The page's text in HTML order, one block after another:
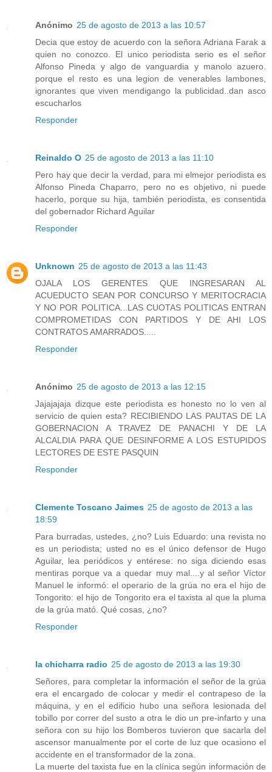
Anónimo 25 de agosto de 2013 a las 10:57
Decia que estoy de acuerdo con la señora Adriana Farak a
quien no conozco. El unico periodista serio es el señor
Alfonso Pineda y algo de vanguardia y manolo azuero.
porque el resto es una legion de venerables lambones,
ignorantes que viven mendigango la publicidad..dan asco
escucharlos
Responder
Reinaldo O 25 de agosto de 2013 a las 11:10
Pero hay que decir la verdad, para mi elmejor periodista es
Alfonso Pineda Chaparro, pero no es objetivo, ni puede
hacerlo, porque su hija, también periodista, es consentida
del gobernador Richard Aguilar
Responder
Unknown 25 de agosto de 2013 a las 11:43
OJALA LOS GERENTES QUE INGRESARAN AL
ACUEDUCTO SEAN POR CONCURSO Y MERITOCRACIA
Y NO POR POLITICA...LAS CUOTAS POLITICAS ENTRAN
COMPROMETIDAS CON PARTIDOS Y DE AHI LOS
CONTRATOS AMARRADOS.....
Responder
Anónimo 25 de agosto de 2013 a las 12:15
Jajajajaja dizque este periodista es honesto no lo ven al
servicio de quien esta? RECIBIENDO LAS PAUTAS DE LA
GOBERNACION A TRAVEZ DE PANACHI Y DE LA
ALCALDIA PARA QUE DESINFORME A LOS ESTUPIDOS
LECTORES DE ESTE PASQUIN
Responder
Clemente Toscano Jaimes 25 de agosto de 2013 a las
18:59
Para burradas, ustedes, ¿no? Luis Eduardo: una revista no
es un periodista; usted no es el único defensor de Hugo
Aguilar, lea periódicos y entérese: no siga diciendo esas
mentiras porque va a quedar muy mal....y al señor Víctor
Manuel le informó: el operario de la grúa no era el hijo de
Tongorito: el hijo de Tongorito era el taxista al que la pluma
de la grúa mató. Qué cosas, ¿no?
Responder
la chicharra radio 25 de agosto de 2013 a las 19:30
Señores, para completar la información el señor de la grúa
era el encargado de colocar y medir el contrapeso de la
máquina, y en el edificio hubo una señora lesionada del
tobillo por correr del susto a otra le dio un pre-infarto y una
señora con su hijo los Bomberos tuvieron que sacarla del
ascensor manualmente por el corte de luz que ocasiono el
accidente en el transformador de la zona.
La muerte del taxista fue en la clínica según información de